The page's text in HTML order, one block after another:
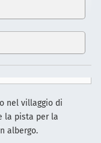
nel villaggio di
la pista per la
albergo.